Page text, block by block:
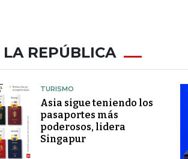
LA REPÚBLICA
TURISMO
Asia sigue teniendo los
pasaportes más
poderosos, lidera
Singapur